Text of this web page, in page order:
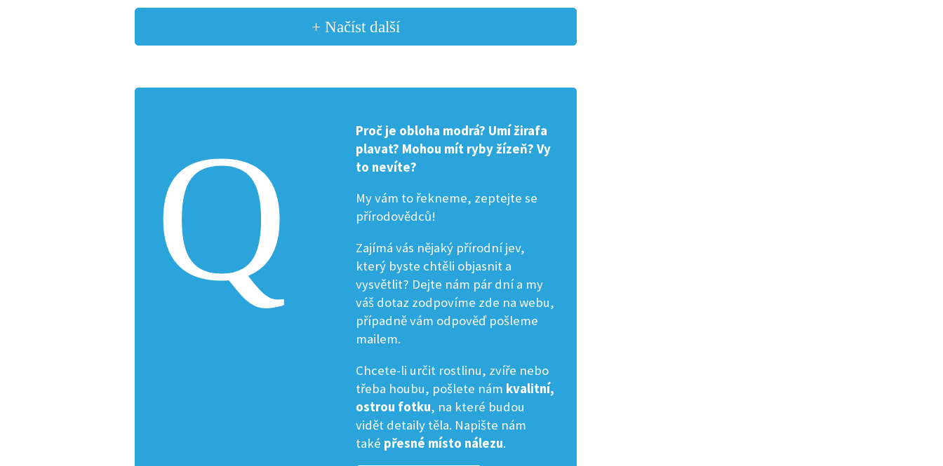
+ Načíst další
Proč je obloha modrá? Umí žirafa
plavat? Mohou mít ryby žízeň? Vy
to nevíte?
My vám to řekneme, zeptejte se
přírodovědců!
Zajímá vás nějaký přírodní jev,
který byste chtěli objasnit a
vysvětlit? Dejte nám pár dní a my
váš dotaz zodpovíme zde na webu,
případně vám odpověď pošleme
mailem.
Chcete-li určit rostlinu, zvíře nebo
třeba houbu, pošlete nám kvalitní,
ostrou fotku, na které budou
vidět detaily těla. Napište nám
také přesné místo nálezu.